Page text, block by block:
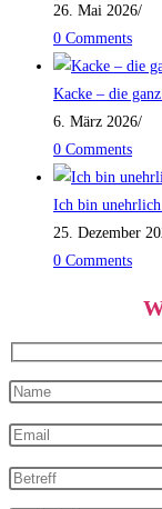
26. Mai 2026/
0 Comments
Kacke – die
6. März 2026/
0 Comments
Ich bin unehrlich.
25. Dezember
0 Comments